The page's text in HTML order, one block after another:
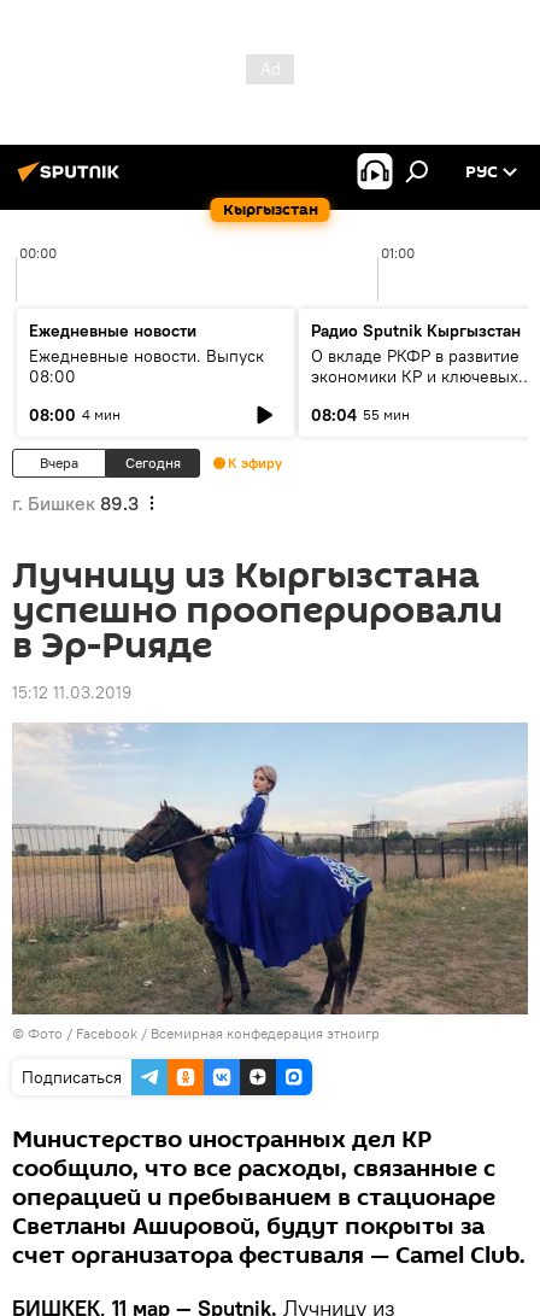
Кыргызстан
РУС
00:00 01:00
Ежедневные новости
Ежедневные новости. Выпуск
08:00
08:00 4 мин
Радио Sputnik Кыргызстан
О вкладе РКФР в развитие
экономики КР и ключевых
08:04 55 мин
Вчера Сегодня К эфиру
г. Бишкек 89.3
Лучницу из Кыргызстана
успешно прооперировали
в Эр-Рияде
15:12 11.03.2019
© Фото / Facebook / Всемирная конфедерация этноигр
Подписаться
Министерство иностранных дел КР
сообщило, что все расходы, связанные с
операцией и пребыванием в стационаре
Светланы Ашировой, будут покрыты за
счет организатора фестиваля — Camel Club.
БИШКЕК, 11 мар — Sputnik. Лучницу из